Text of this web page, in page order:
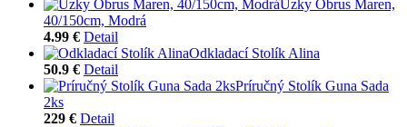
Úzky Obrus Maren,
40/150cm, Modrá
4.99 € Detail
Odkladací Stolík Alina
50.9 € Detail
Príručný Stolík Guna Sada
2ks
229 € Detail